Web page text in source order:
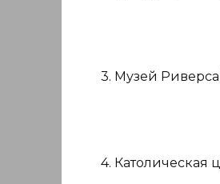
3. Музей
4. Католическая